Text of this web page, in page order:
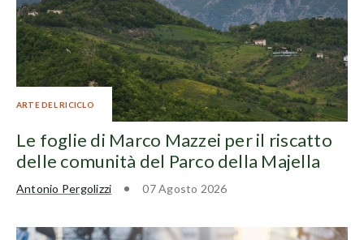
ARTE DEL RICICLO
Le foglie di Marco Mazzei per il riscatto
delle comunità del Parco della Majella
Antonio Pergolizzi 07 Agosto 2026